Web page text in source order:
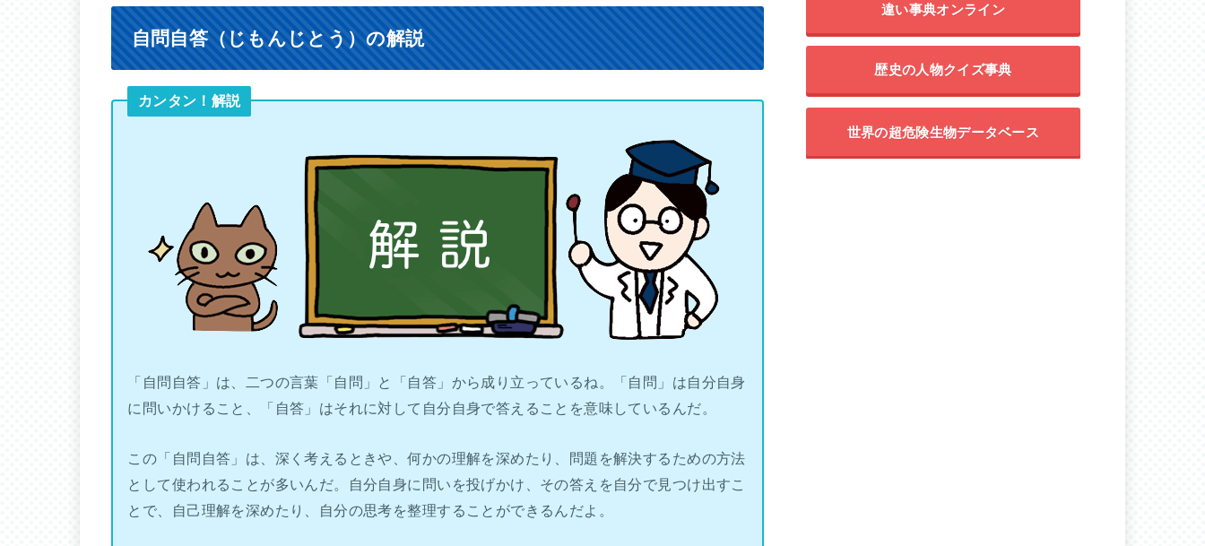
自問自答（じもんじとう）の解説
カンタン！解説
「自問自答」は、二つの言葉「自問」と「自答」から成り立っているね。「自問」は自分自身
に問いかけること、「自答」はそれに対して自分自身で答えることを意味しているんだ。
この「自問自答」は、深く考えるときや、何かの理解を深めたり、問題を解決するための方法
として使われることが多いんだ。自分自身に問いを投げかけ、その答えを自分で見つけ出すこ
とで、自己理解を深めたり、自分の思考を整理することができるんだよ。
違い事典オンライン
歴史の人物クイズ事典
世界の超危険生物データベース